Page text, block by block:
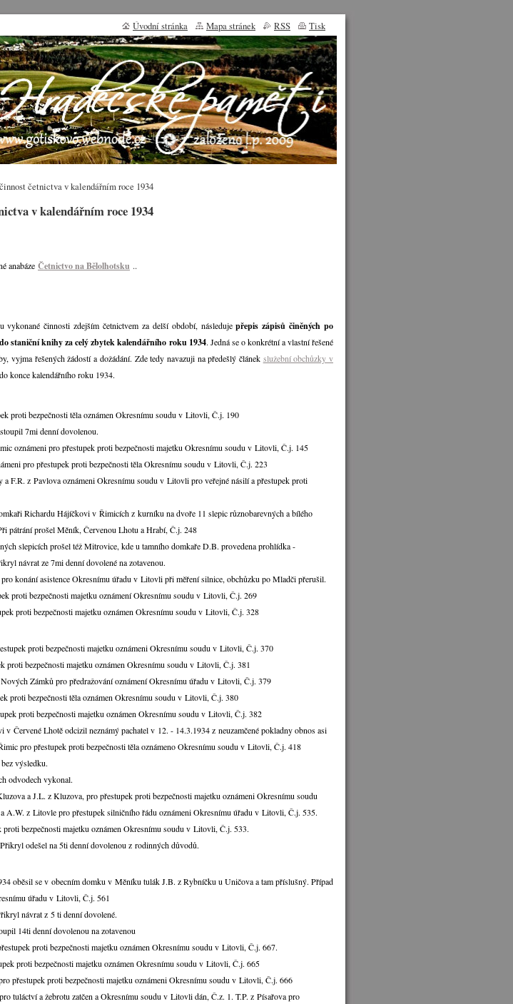
četnictva v kalendářním roce 1934
v kalendářním roce 1934
anabáze Četnictvo na Bělolhotsku ..
vykonané činnosti zdejším četnictvem za delší období, následujepřepis zápisů činěných po
staniční knihy za celý zbytek kalendářního roku 1934. Jedná se o konkrétní a vlastní řešené
vyjma řešených žádostí a dožádání. Zde tedy navazuji na předešlý článek služební obchůzky v
konce kalendářního roku 1934.
proti bezpečnosti těla oznámen Okresnímu soudu v Litovli, Č.j. 190
7mi denní dovolenou.
oznámeni pro přestupek proti bezpečnosti majetku Okresnímu soudu v Litovli, Č.j. 145
pro přestupek proti bezpečnosti těla Okresnímu soudu v Litovli, Č.j. 223
F.R. z Pavlova oznámeni Okresnímu soudu v Litovli pro veřejné násilí a přestupek proti
Richardu Hájíčkovi v Řimicích z kurníku na dvoře 11 slepic různobarevných a bílého
pátrání prošel Měník, Červenou Lhotu a Hrabí, Č.j. 248
slepicích prošel též Mitrovice, kde u tamního domkaře D.B. provedena prohlídka -
návrat ze 7mi denní dovolené na zotavenou.
konání asistence Okresnímu úřadu v Litovli při měření silnice, obchůzku po Mladči přerušil.
proti bezpečnosti majetku oznámení Okresnímu soudu v Litovli, Č.j. 269
proti bezpečnosti majetku oznámen Okresnímu soudu v Litovli, Č.j. 328
proti bezpečnosti majetku oznámeni Okresnímu soudu v Litovli, Č.j. 370
proti bezpečnosti majetku oznámen Okresnímu soudu v Litovli, Č.j. 381
Zámků pro předražování oznámení Okresnímu úřadu v Litovli, Č.j. 379
proti bezpečnosti těla oznámen Okresnímu soudu v Litovli, Č.j. 380
proti bezpečnosti majetku oznámen Okresnímu soudu v Litovli, Č.j. 382
Červené Lhotě odcizil neznámý pachatel v 12. - 14.3.1934 z neuzamčené pokladny obnos asi
pro přestupek proti bezpečnosti těla oznámeno Okresnímu soudu v Litovli, Č.j. 418
výsledku.
odvodech vykonal.
a J.L. z Kluzova, pro přestupek proti bezpečnosti majetku oznámeni Okresnímu soudu
z Litovle pro přestupek silničního řádu oznámeni Okresnímu úřadu v Litovli, Č.j. 535.
bezpečnosti majetku oznámen Okresnímu soudu v Litovli, Č.j. 533.
odešel na 5ti denní dovolenou z rodinných důvodů.
oběsil se v obecním domku v Měníku tulák J.B. z Rybníčku u Uničova a tam příslušný. Případ
úřadu v Litovli, Č.j. 561
návrat z 5 ti denní dovolené.
14ti denní dovolenou na zotavenou
proti bezpečnosti majetku oznámen Okresnímu soudu v Litovli, Č.j. 667.
proti bezpečnosti majetku oznámen Okresnímu soudu v Litovli, Č.j. 665
přestupek proti bezpečnosti majetku oznámeni Okresnímu soudu v Litovli, Č.j. 666
tuláctví a žebrotu zatčen a Okresnímu soudu v Litovli dán, Č.z. 1. T.P. z Písařova pro
Úvodní stránka Mapa stránek RSS Tisk